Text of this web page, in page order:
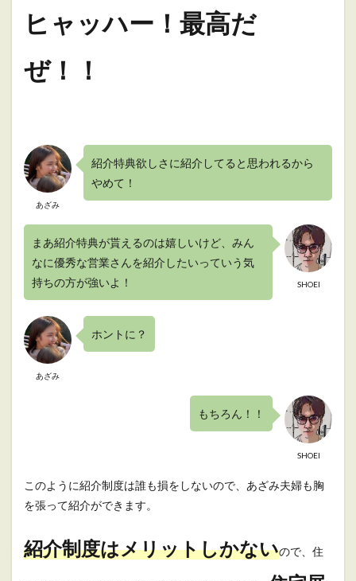
ヒャッハー！最高だ
ぜ！！
あざみ
紹介特典欲しさに紹介してると思われるから
やめて！
SHOEI
まあ紹介特典が貰えるのは嬉しいけど、みん
なに優秀な営業さんを紹介したいっていう気
持ちの方が強いよ！
あざみ
ホントに？
SHOEI
もちろん！！
このように紹介制度は誰も損をしないので、あざみ夫婦も胸
を張って紹介ができます。
紹介制度はメリットしかないので、住